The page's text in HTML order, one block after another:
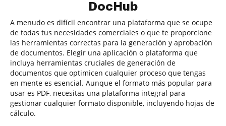
DocHub
A menudo es difícil encontrar una plataforma que se ocupe
de todas tus necesidades comerciales o que te proporcione
las herramientas correctas para la generación y aprobación
de documentos. Elegir una aplicación o plataforma que
incluya herramientas cruciales de generación de
documentos que optimicen cualquier proceso que tengas
en mente es esencial. Aunque el formato más popular para
usar es PDF, necesitas una plataforma integral para
gestionar cualquier formato disponible, incluyendo hojas de
cálculo.